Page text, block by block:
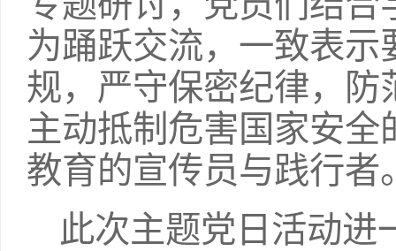
为踊跃交流，一致表
规，严守保密纪律，
主动抵制危害国家安
教育的宣传员与践行者
此次主题党日活动进